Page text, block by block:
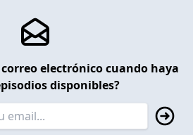
electrónico cuando haya
disponibles?